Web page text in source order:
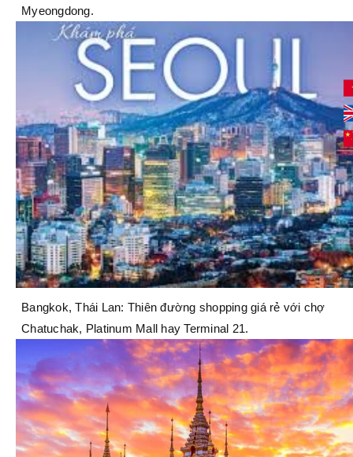
Myeongdong.
Bangkok, Thái Lan: Thiên đường shopping giá rẻ với chợ
Chatuchak, Platinum Mall hay Terminal 21.